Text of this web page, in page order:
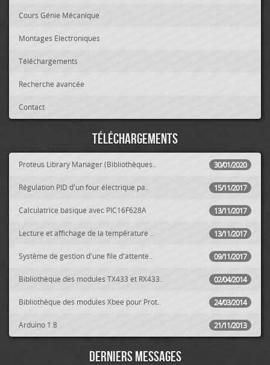
Cours Génie Mécanique
Montages Electroniques
Téléchargements
Recherche avancée
Contact
Téléchargements
30/01/2020
Proteus Library Manager (Bibliothèques..
15/11/2017
Régulation PID d'un four électrique pa..
13/11/2017
Calculatrice basique avec PIC16F628A
13/11/2017
Lecture et affichage de la température ..
09/11/2017
Système de gestion d'une file d'attente..
02/04/2014
Bibliothèque des modules TX433 et RX433..
24/03/2014
Bibliothèque des modules Xbee pour Prot..
21/11/2013
Arduino 1.8
Derniers messages